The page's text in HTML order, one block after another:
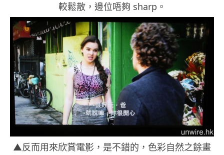
較鬆散，邊位唔夠 sharp。
▲反而用來欣賞電影，是不錯的，色彩自然之餘畫